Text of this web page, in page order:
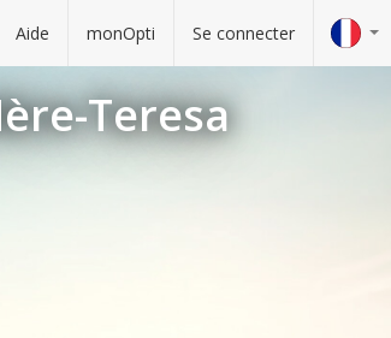
Aide monOpti Se connecter
Teresa